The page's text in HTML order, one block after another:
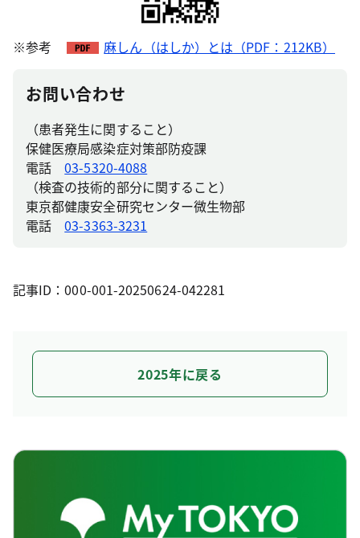
※参考 麻しん（はしか）とは（PDF：212KB）
お問い合わせ
（患者発生に関すること）
保健医療局感染症対策部防疫課
電話03-5320-4088
（検査の技術的部分に関すること）
東京都健康安全研究センター微生物部
電話03-3363-3231
記事ID：000-001-20250624-042281
2025年に戻る